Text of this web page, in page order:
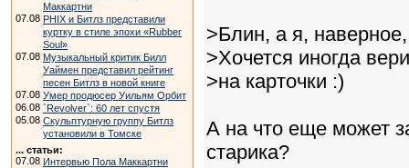
Маккартни
07.08 PHIX и Битлз представили
куртку в стиле эпохи «Rubber
Soul»
07.08 Музыкальный критик Билл
Уаймен представил рейтинг
песен Битлз в новой книге
07.08 Умер продюсер Уильям Орбит
06.08 `Revolver`: 60 лет спустя
05.08 Скульптурную группу Битлз
установили в Томске
... статьи:
07.08 Интервью Пола Маккартни
>Блин, а я,
>Хочется иногда
>на карточки :)
А на что еще может
старика?